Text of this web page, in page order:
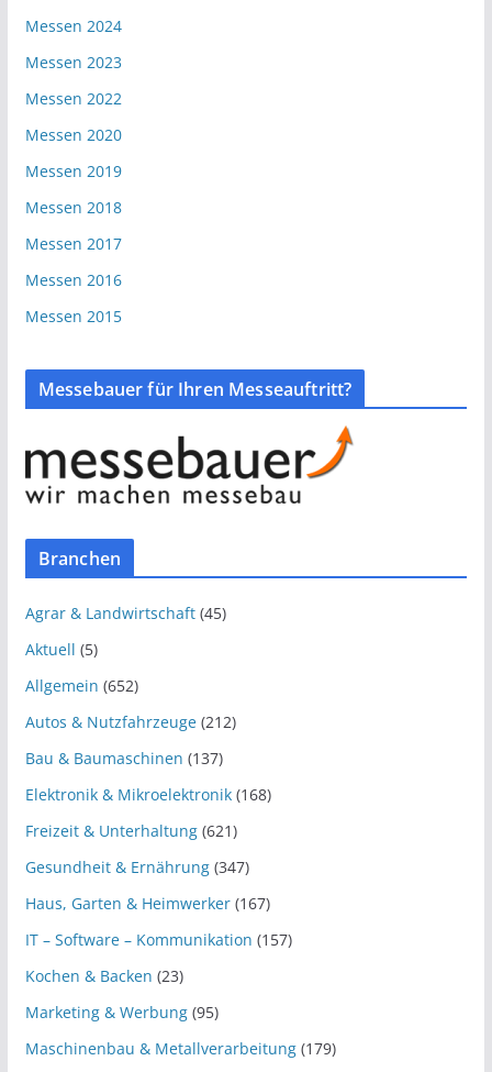
Messen 2024
Messen 2023
Messen 2022
Messen 2020
Messen 2019
Messen 2018
Messen 2017
Messen 2016
Messen 2015
Messebauer für Ihren Messeauftritt?
Branchen
Agrar & Landwirtschaft(45)
Aktuell (5)
Allgemein (652)
Autos & Nutzfahrzeuge(212)
Bau & Baumaschinen (137)
Elektronik & Mikroelektronik(168)
Freizeit & Unterhaltung(621)
Gesundheit & Ernährung(347)
Haus, Garten & Heimwerker(167)
IT – Software – Kommunikation (157)
Kochen & Backen (23)
Marketing & Werbung(95)
Maschinenbau & Metallverarbeitung(179)